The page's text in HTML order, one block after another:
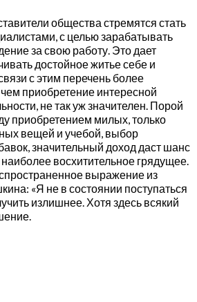
общества стремятся стать
с целью зарабатывать
за свою работу. Это дает
достойное житье себе и
с этим перечень более
приобретение интересной
не так уж значителен. Порой
приобретением милых, только
вещей и учебой, выбор
значительный доход даст шанс
восхитительное грядущее.
выражение из
«Я не в состоянии поступаться
излишнее. Хотя здесь всякий